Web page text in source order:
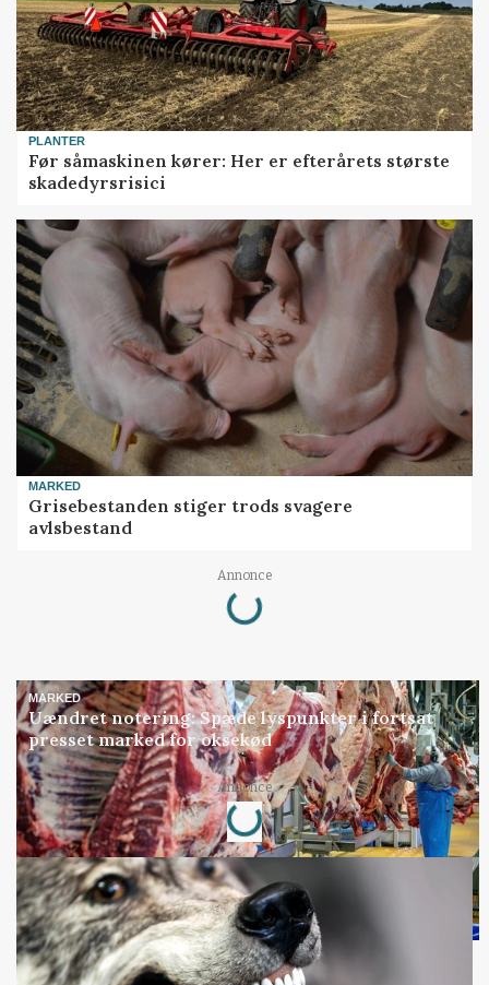
PLANTER
Før såmaskinen kører: Her er efterårets største
skadedyrsrisici
MARKED
Grisebestanden stiger trods svagere
avlsbestand
Annonce
Loading...
MARKED
Uændret notering: Spæde lyspunkter i fortsat
presset marked for oksekød
Annonce
Loading...